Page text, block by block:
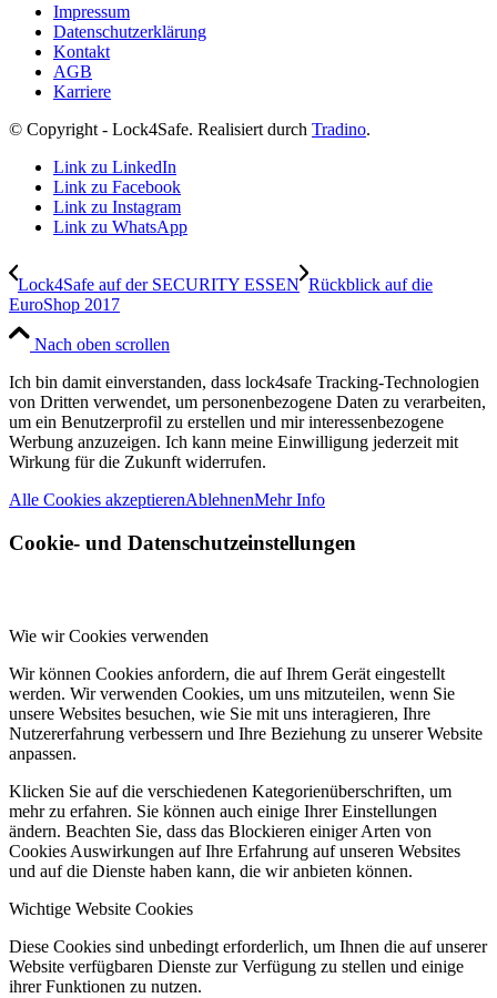
Impressum
Datenschutzerklärung
Kontakt
AGB
Karriere
© Copyright - Lock4Safe. Realisiert durch Tradino.
Link zu LinkedIn
Link zu Facebook
Link zu Instagram
Link zu WhatsApp
Lock4Safe auf der SECURITY ESSEN Rückblick auf die
EuroShop 2017
Nach oben scrollen
Ich bin damit einverstanden, dass lock4safe Tracking-Technologien
von Dritten verwendet, um personenbezogene Daten zu verarbeiten,
um ein Benutzerprofil zu erstellen und mir interessenbezogene
Werbung anzuzeigen. Ich kann meine Einwilligung jederzeit mit
Wirkung für die Zukunft widerrufen.
Alle Cookies akzeptierenAblehnenMehr Info
Cookie- und Datenschutzeinstellungen
Wie wir Cookies verwenden
Wir können Cookies anfordern, die auf Ihrem Gerät eingestellt
werden. Wir verwenden Cookies, um uns mitzuteilen, wenn Sie
unsere Websites besuchen, wie Sie mit uns interagieren, Ihre
Nutzererfahrung verbessern und Ihre Beziehung zu unserer Website
anpassen.
Klicken Sie auf die verschiedenen Kategorienüberschriften, um
mehr zu erfahren. Sie können auch einige Ihrer Einstellungen
ändern. Beachten Sie, dass das Blockieren einiger Arten von
Cookies Auswirkungen auf Ihre Erfahrung auf unseren Websites
und auf die Dienste haben kann, die wir anbieten können.
Wichtige Website Cookies
Diese Cookies sind unbedingt erforderlich, um Ihnen die auf unserer
Website verfügbaren Dienste zur Verfügung zu stellen und einige
ihrer Funktionen zu nutzen.